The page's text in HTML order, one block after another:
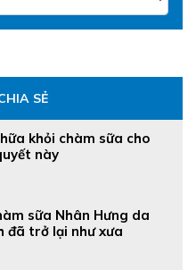
SẺ
khỏi chàm sữa cho
này
sữa Nhân Hưng da
đã trở lại như xưa